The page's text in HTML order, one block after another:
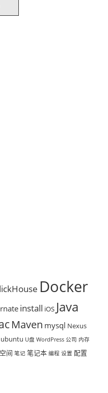
Docker
install iOS Java
Maven mysql Nexus
ubuntu U盘 WordPress 公司 内存
空间 笔记 笔记本 编程 设置 配置